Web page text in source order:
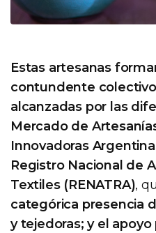
Estas artesanas
contundente
alcanzadas por las
Mercado de
Innovadoras
Registro Nacional de
Textiles (RENATRA),
categórica presencia
y tejedoras; y el